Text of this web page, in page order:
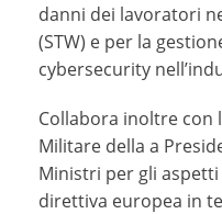
danni dei lavoratori
(STW) e per la
cybersecurity
Collabora inoltre con
Militare della a
Ministri per gli
direttiva europea in